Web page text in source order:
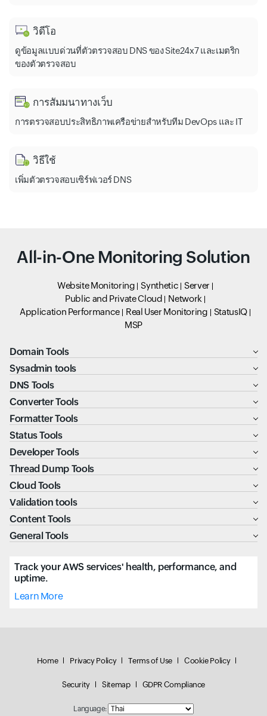
วิดีโอ
ดูข้อมูลแบบด่วนที่ตัวตรวจสอบ DNS ของ Site24x7 และเมตริก
ของตัวตรวจสอบ
การสัมมนาทางเว็บ
การตรวจสอบประสิทธิภาพเครือข่ายสำหรับทีม DevOps และ IT
วิธีใช้
เพิ่มตัวตรวจสอบเซิร์ฟเวอร์ DNS
All-in-One Monitoring Solution
Website Monitoring Synthetic
Server
Public and Private Cloud
Network
Application Performance
Real User Monitoring
StatusIQ
MSP
Domain Tools
Sysadmin tools
DNS Tools
Converter Tools
Formatter Tools
Status Tools
Developer Tools
Thread Dump Tools
Cloud Tools
Validation tools
Content Tools
General Tools
Track your AWS services' health, performance, and
uptime.
Learn More
Home Privacy Policy Terms of Use Cookie Policy
Security Sitemap GDPR Compliance
Language: